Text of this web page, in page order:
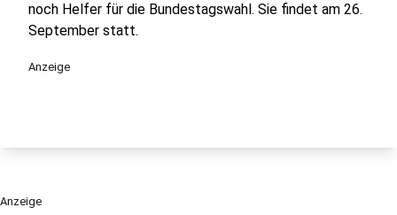
noch Helfer für die Bundestagswahl. Sie findet am 26.
September statt.
Anzeige
Anzeige